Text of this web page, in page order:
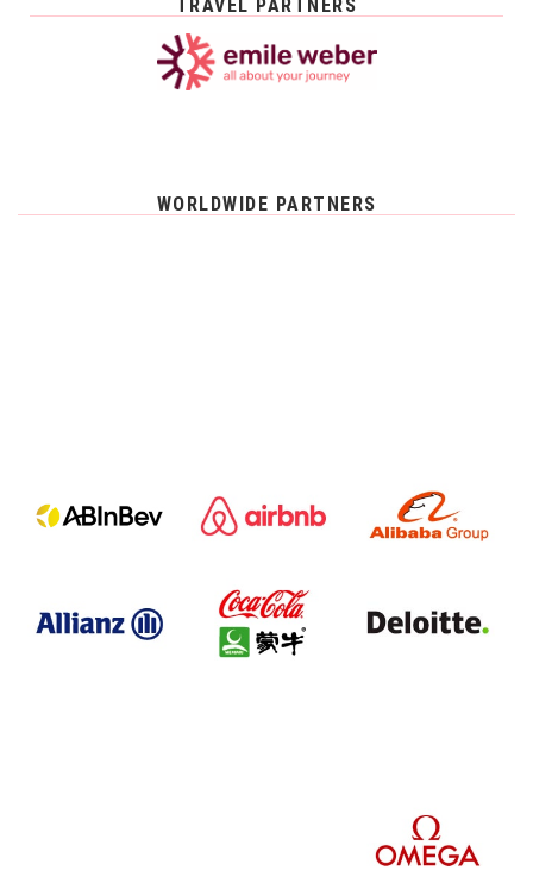
TRAVEL PARTNERS
WORLDWIDE PARTNERS